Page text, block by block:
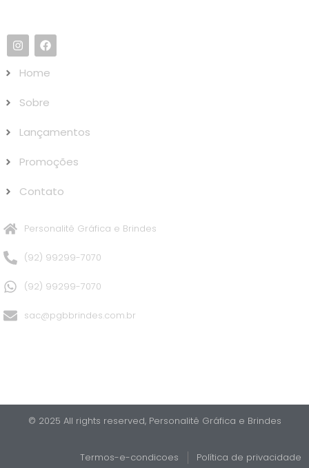
Home
Sobre
Lançamentos
Promoções
Contato
Personalitê Gráfica e Brindes
(92) 99299-7070
(92) 99299-7070
sac@pgbbrindes.com.br
© 2025 All rights reserved,​ Personalitê Gráfica e Brindes
Termos-e-condicoes Política de privacidade